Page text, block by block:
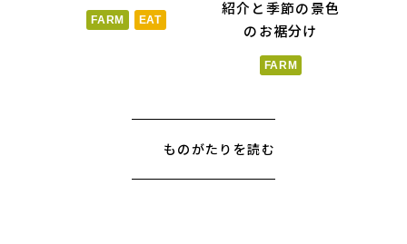
FARM EAT
紹介と季節の景色
のお裾分け
FARM
ものがたりを読む